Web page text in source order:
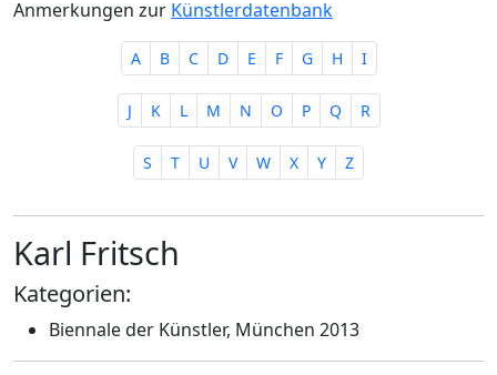
Anmerkungen zur Künstlerdatenbank
A B C D E F G H I
J K L M N O P Q R
S T U V W X Y Z
Karl Fritsch
Kategorien:
Biennale der Künstler, München 2013